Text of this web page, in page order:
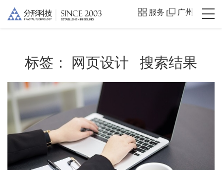
服务 广州
标签： 网页设计 搜索结果